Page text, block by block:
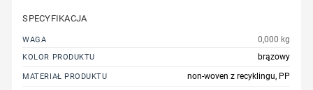
SPECYFIKACJA
WAGA 0,000 kg
KOLOR PRODUKTU brązowy
MATERIAŁ PRODUKTU non-woven z recyklingu, PP